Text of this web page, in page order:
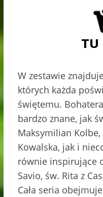
W zestawie
których każda
świętemu.
bardzo znane, jak
Maksymilian Kolbe,
Kowalska, jak i
równie inspirujące
Savio, św. Rita z
Cała seria